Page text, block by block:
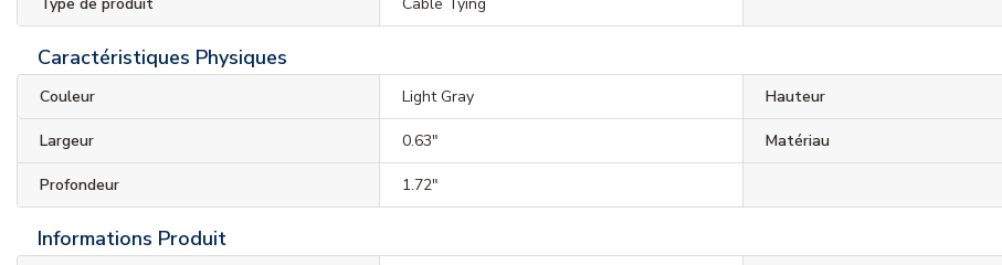
Caractéristiques Physiques
Couleur Light Gray Hauteur
Largeur 0.63" Matériau
Profondeur 1.72"
Informations Produit